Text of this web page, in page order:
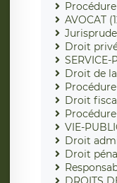
AVOCAT
Droit privé
SERVICE-
Droit de
Droit
VIE-
Droit
Droit